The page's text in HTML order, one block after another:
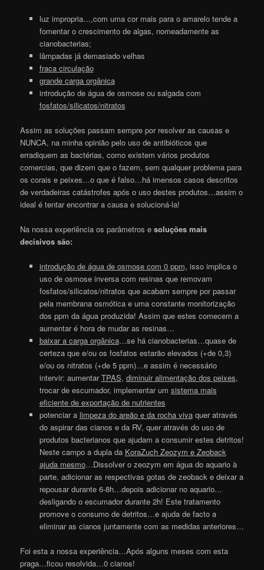
luz impropria…,com uma cor mais para o amarelo tende a
fomentar o crescimento de algas, nomeadamente as
cianobacterias;
lâmpadas já demasiado velhas
fraca circulação
grande carga orgânica
introdução de água de osmose ou salgada com
fosfatos/silicatos/nitratos
Assim as soluções passam sempre por resolver as causas e
NUNCA, na minha opinião pelo uso de antibióticos que
erradiquem as bactérias, como existem vários produtos
comercias, que dizem que o fazem, sem qualquer problema para
os corais e peixes…o que é falso…há imensos casos descritos
de verdadeiras catástrofes após o uso destes produtos…assim o
ideal é tentar encontrar a causa e solucioná-la!
Na nossa experiência os parâmetros esoluções mais
decisivos são:
introdução de água de osmose com 0 ppm, isso implica o
uso de osmose inversa com resinas que removam
fosfatos/silicatos/nitratos que acabam sempre por passar
pela membrana osmótica e uma constante monitorização
dos ppm da água produzida! Assim que estes comecem a
aumentar é hora de mudar as resinas…
baixar a carga orgânica…se há cianobacterias…quase de
certeza que e/ou os fosfatos estarão elevados (+de 0,3)
e/ou os nitratos (+de 5 ppm)…e assim é necessário
intervir: aumentarTPAS, diminuir alimentação dos peixes,
trocar de escumador, implementar um sistema mais
eficiente de exportação de nutrientes
potenciar a limpeza do areão e da rocha vivaquer através
do aspirar das cianos e da RV, quer através do uso de
produtos bacterianos que ajudam a consumir estes detritos!
Neste campo a dupla da KoraZuch Zeozym e Zeoback
ajuda mesmo…Dissolver o zeozym em água do aquario à
parte, adicionar as respectivas gotas de zeoback e deixar a
repousar durante 6-8h…depois adicionar no aquario…
desligando o escumador durante 2h! Este tratamento
promove o consumo de detritos…e ajuda de facto a
eliminar as cianos juntamente com as medidas anteriores…
Foi esta a nossa experiência…Após alguns meses com esta
praga…ficou resolvida…0 cianos!